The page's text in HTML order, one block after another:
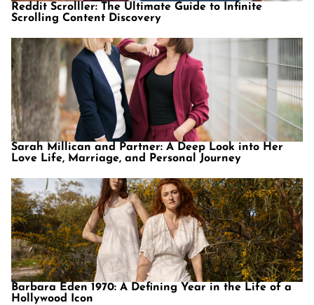
Reddit Scrolller: The Ultimate Guide to Infinite
Scrolling Content Discovery
Sarah Millican and Partner: A Deep Look into Her
Love Life, Marriage, and Personal Journey
Barbara Eden 1970: A Defining Year in the Life of a
Hollywood Icon